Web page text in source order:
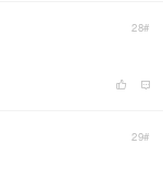
28#
29#